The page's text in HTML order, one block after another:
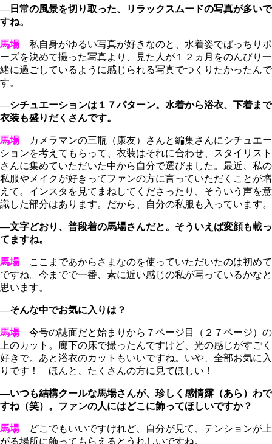
―日常の風景を切り取った、リラックスムードの写真が多いで
すね。
馬場
私自身がゆるい写真が好きなのと、水着姿でばっちりポ
ーズを決めて撮った写真より、見た人が１２ヵ月をのんびり一
緒に過ごしているように感じられる写真でつくりたかったんで
す。
―シチュエーションは１７パターン。水着から浴衣、下着まで
衣装も盛りだくさんです。
馬場カメラマンの三瓶（康友）さんと編集さんにシチュエー
ションを考えてもらって、衣装はそれに合わせ、スタイリスト
さんに集めていただいた中から自分で選びました。最近、私の
私服やメイクが好きってファンの方に言っていただくことが増
えて。インスタを見てまねしてくださったり、そういう声を意
識した部分はあります。だから、自分の私服も入っています。
―文字どおり、普段着の馬場さんだと。そういえば変顔も載っ
てますね。
馬場ここまであからさまなのを使っていただいたのは初めて
ですね。今までで一番、素に近い感じの私が写っているかなと
思います。
―そんな中でお気に入りは？
馬場今号の誌面だと始まりから７ページ目（２７ページ）の
上のカット。廊下の床で撮ったんですけど、光の感じがすごく
好きで。あと浴衣のカットもいいですね。いや、全部お気に入
りです！ ほんと、たくさんの方に見てほしい！
―いつも結構クールな馬場さんが、珍しく感情露（あら）わで
すね（笑）。ファンの人にはどこに飾ってほしいですか？
馬場どこでもいいですけれど、自分が見て、テンションが上
がる場所に飾ってもらえるとうれしいですね。